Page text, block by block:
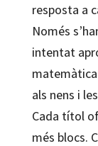
resposta a
Només
intentat
als nens i
Cada títol
més blocs.